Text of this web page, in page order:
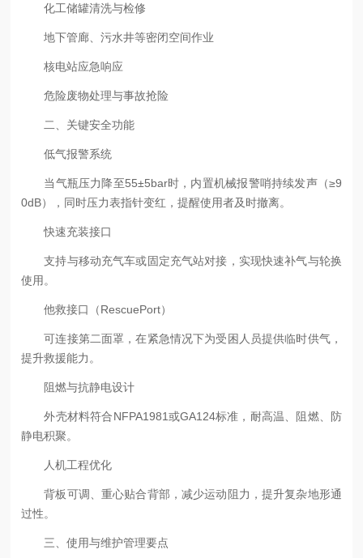
化工储罐清洗与检修
地下管廊、污水井等密闭空间作业
核电站应急响应
危险废物处理与事故抢险
二、关键安全功能
低气报警系统
当气瓶压力降至55±5bar时，内置机械报警哨持续发声（≥9
0dB），同时压力表指针变红，提醒使用者及时撤离。
快速充装接口
支持与移动充气车或固定充气站对接，实现快速补气与轮换
使用。
他救接口（RescuePort）
可连接第二面罩，在紧急情况下为受困人员提供临时供气，
提升救援能力。
阻燃与抗静电设计
外壳材料符合NFPA1981或GA124标准，耐高温、阻燃、防
静电积聚。
人机工程优化
背板可调、重心贴合背部，减少运动阻力，提升复杂地形通
过性。
三、使用与维护管理要点